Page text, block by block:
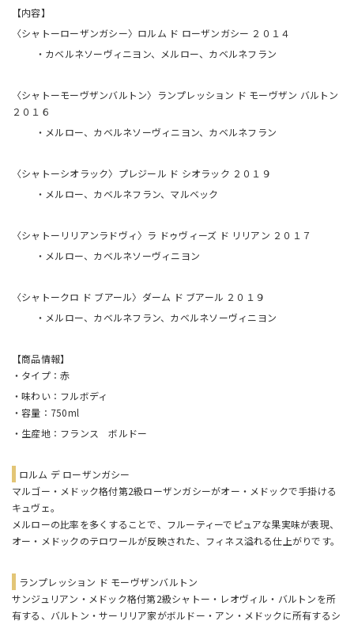
【内容】
〈シャトーローザンガシー〉ロルム ド ローザンガシー ２０１４
・カベルネソーヴィニヨン、メルロー、カベルネフラン
〈シャトーモーヴザンバルトン〉ランプレッション ド モーヴザン バルトン
２０１６
・メルロー、カベルネソーヴィニヨン、カベルネフラン
〈シャトーシオラック〉プレジール ド シオラック ２０１９
・メルロー、カベルネフラン、マルベック
〈シャトーリリアンラドヴィ〉ラ ドゥヴィーズ ド リリアン ２０１７
・メルロー、カベルネソーヴィニヨン
〈シャトークロ ド ブアール〉ダーム ド ブアール ２０１９
・メルロー、カベルネフラン、カベルネソーヴィニヨン
【商品情報】
・タイプ：赤
・味わい：フルボディ
・容量：750ml
・生産地：フランス ボルドー
ロルム デ ローザンガシー
マルゴー・メドック格付第2級ローザンガシーがオー・メドックで手掛ける
キュヴェ。
メルローの比率を多くすることで、フルーティーでピュアな果実味が表現、
オー・メドックのテロワールが反映された、フィネス溢れる仕上がりです。
ランプレッション ド モーヴザンバルトン
サンジュリアン・メドック格付第2級シャトー・レオヴィル・バルトンを所
有する、バルトン・サーリリア家がボルドー・アン・メドックに所有するシ